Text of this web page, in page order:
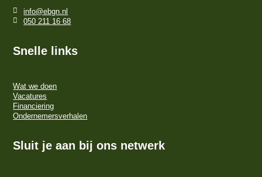
info@ebgn.nl
050 211 16 68
Snelle links
Wat we doen
Vacatures
Financiering
Ondernemersverhalen
Sluit je aan bij ons netwerk